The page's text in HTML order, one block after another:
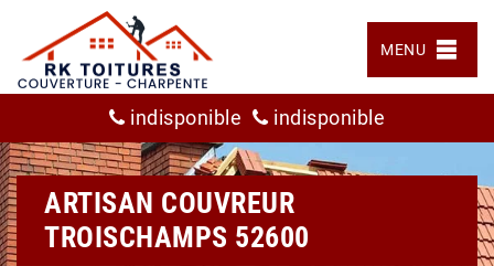
MENU
indisponible indisponible
ARTISAN COUVREUR
TROISCHAMPS 52600